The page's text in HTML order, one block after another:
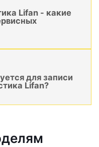
Lifan - какие
для записи
Lifan?